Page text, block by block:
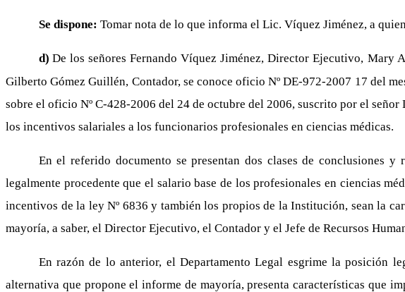
Se dispone: Tomar nota de lo que informa el Lic. Víquez Jiménez, a
d) De los señores Fernando Víquez Jiménez, Director Ejecutivo, Mary
Gilberto Gómez Guillén, Contador, se conoce oficio Nº DE-972-2007 17 del
sobre el oficio Nº C-428-2006 del 24 de octubre del 2006, suscrito por el
los incentivos salariales a los funcionarios profesionales en ciencias médicas.
En el referido documento se presentan dos clases de conclusiones
legalmente procedente que el salario base de los profesionales en ciencias
incentivos de la ley Nº 6836 y también los propios de la Institución, sean la
mayoría, a saber, el Director Ejecutivo, el Contador y el Jefe de Recursos
En razón de lo anterior, el Departamento Legal esgrime la posición
alternativa que propone el informe de mayoría, presenta características que